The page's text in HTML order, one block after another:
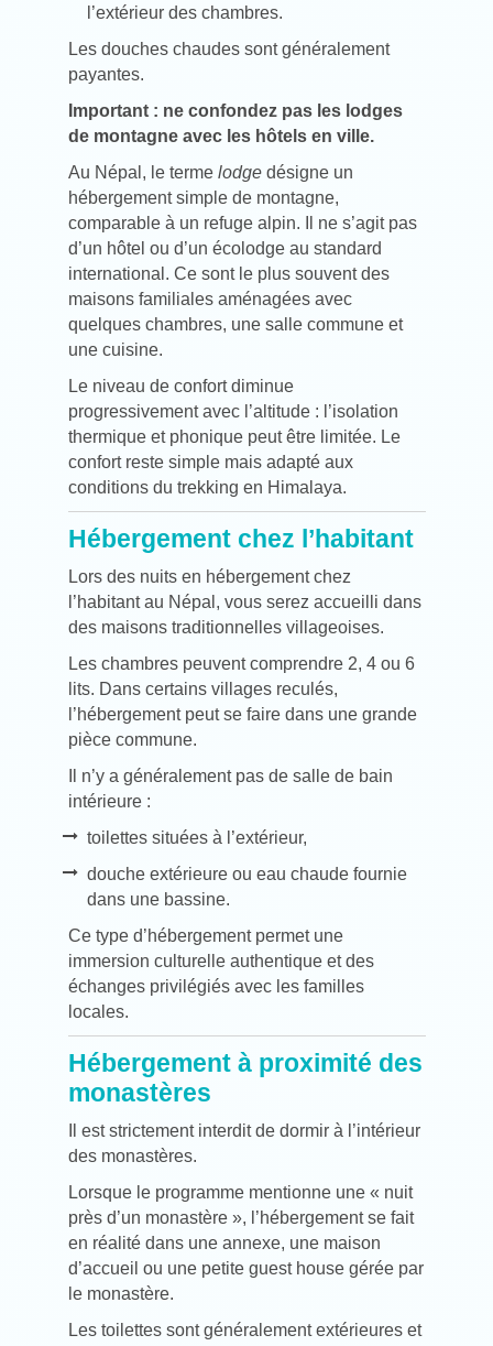
l’extérieur des chambres.
Les douches chaudes sont généralement
payantes.
Important : ne confondez pas les lodges
de montagne avec les hôtels en ville.
Au Népal, le terme lodgedésigne un
hébergement simple de montagne,
comparable à un refuge alpin. Il ne s’agit pas
d’un hôtel ou d’un écolodge au standard
international. Ce sont le plus souvent des
maisons familiales aménagées avec
quelques chambres, une salle commune et
une cuisine.
Le niveau de confort diminue
progressivement avec l’altitude : l’isolation
thermique et phonique peut être limitée. Le
confort reste simple mais adapté aux
conditions du trekking en Himalaya.
Hébergement chez l’habitant
Lors des nuits en hébergement chez
l’habitant au Népal, vous serez accueilli dans
des maisons traditionnelles villageoises.
Les chambres peuvent comprendre 2, 4 ou 6
lits. Dans certains villages reculés,
l’hébergement peut se faire dans une grande
pièce commune.
Il n’y a généralement pas de salle de bain
intérieure :
toilettes situées à l’extérieur,
douche extérieure ou eau chaude fournie
dans une bassine.
Ce type d’hébergement permet une
immersion culturelle authentique et des
échanges privilégiés avec les familles
locales.
Hébergement à proximité des
monastères
Il est strictement interdit de dormir à l’intérieur
des monastères.
Lorsque le programme mentionne une « nuit
près d’un monastère », l’hébergement se fait
en réalité dans une annexe, une maison
d’accueil ou une petite guest house gérée par
le monastère.
Les toilettes sont généralement extérieures et